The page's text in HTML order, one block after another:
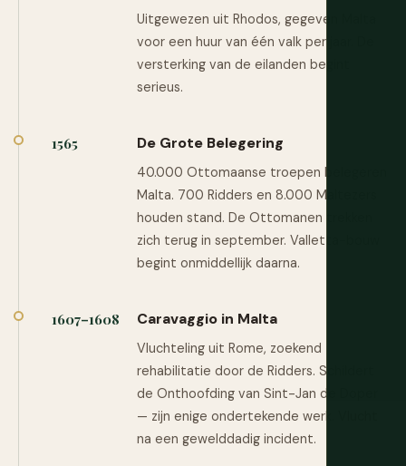
Uitgewezen uit Rhodos, gegeven Malta
voor een huur van één valk per jaar. De
versterking van de eilanden begint
serieus.
1565 De Grote Belegering
40.000 Ottomaanse troepen belegeren
Malta. 700 Ridders en 8.000 Maltezers
houden stand. De Ottomanen trekken
zich terug in september. Valletta-bouw
begint onmiddellijk daarna.
1607–1608 Caravaggio in Malta
Vluchteling uit Rome, zoekend
rehabilitatie door de Ridders. Schildert
de Onthoofding van Sint-Jan de Doper
— zijn enige ondertekende werk. Vlucht
na een gewelddadig incident.